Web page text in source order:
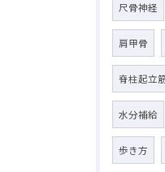
尺骨神経
肩甲骨
脊柱起立
水分補給
歩き方